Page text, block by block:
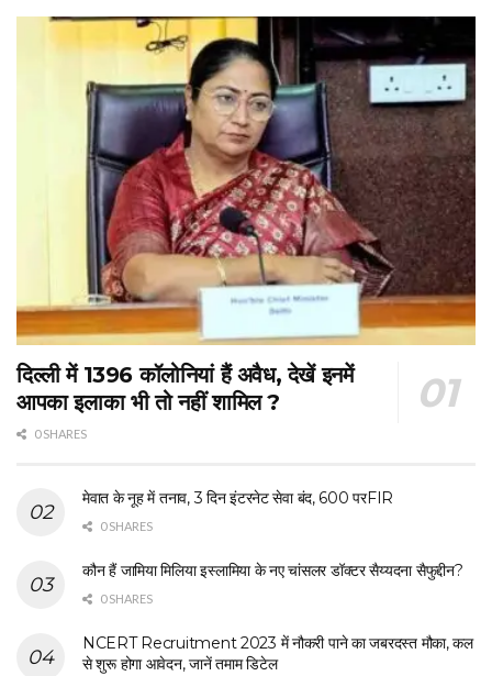
दिल्ली में 1396 कॉलोनियां हैं अवैध, देखें इनमें
आपका इलाका भी तो नहीं शामिल ?
0 SHARES
मेवात के नूह में तनाव, 3 दिन इंटरनेट सेवा बंद, 600 परFIR
0 SHARES
कौन हैं जामिया मिलिया इस्लामिया के नए चांसलर डॉक्टर सैय्यदना सैफुद्दीन?
0 SHARES
NCERT Recruitment 2023 में नौकरी पाने का जबरदस्त मौका, कल
से शुरू होगा आवेदन, जानें तमाम डिटेल